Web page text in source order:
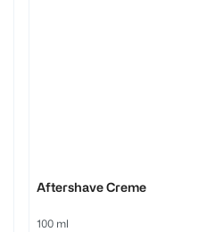
Aftershave Creme
100 ml